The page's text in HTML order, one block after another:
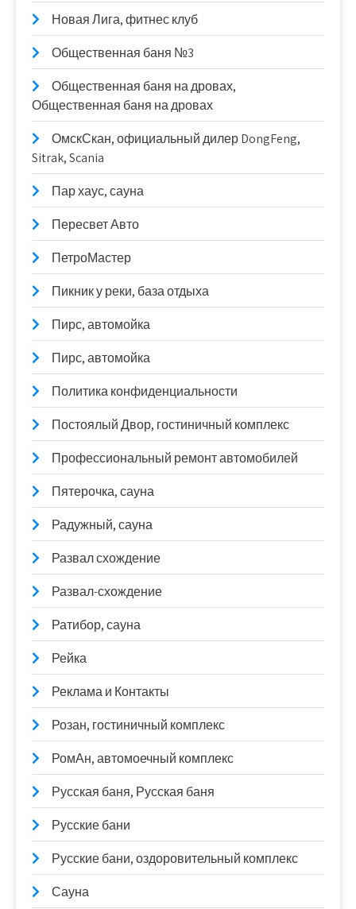
Новая Лига, фитнес клуб
Общественная баня №3
Общественная баня на дровах,
Общественная баня на дровах
ОмскСкан, официальный дилер DongFeng,
Sitrak, Scania
Пар хаус, сауна
Пересвет Авто
ПетроМастер
Пикник у реки, база отдыха
Пирс, автомойка
Пирс, автомойка
Политика конфиденциальности
Постоялый Двор, гостиничный комплекс
Профессиональный ремонт автомобилей
Пятерочка, сауна
Радужный, сауна
Развал схождение
Развал-схождение
Ратибор, сауна
Рейка
Реклама и Контакты
Розан, гостиничный комплекс
РомАн, автомоечный комплекс
Русская баня, Русская баня
Русские бани
Русские бани, оздоровительный комплекс
Сауна